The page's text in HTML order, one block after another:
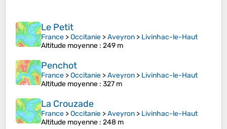
Le Petit
France >Occitanie >Aveyron > Livinhac-le-Haut
Altitude moyenne : 249 m
Penchot
France >Occitanie >Aveyron > Livinhac-le-Haut
Altitude moyenne : 327 m
La Crouzade
France >Occitanie >Aveyron > Livinhac-le-Haut
Altitude moyenne : 248 m